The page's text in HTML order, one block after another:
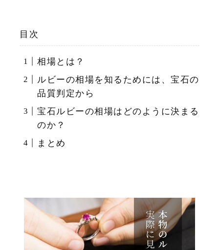
目次
相場とは？
ルビーの相場を知るためには、宝石の
品質判定から
宝石ルビーの相場はどのように決まる
のか？
まとめ